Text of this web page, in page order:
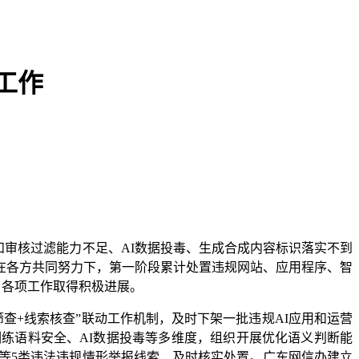
作
核过滤能力不足、AI数据投毒、生成合成内容标识落实不到
方共同努力下，第一阶段累计处置违规网站、应用程序、智
项工作取得积极进展。
线索核查”联动工作机制，及时下架一批违规AI应用和运营
语料安全、AI数据投毒等多维度，组织开展优化语义判断能